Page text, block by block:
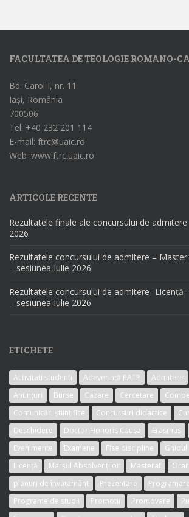
FACULTATEA DE TEOLOGIE ROMANO-
Bd. Carol I, nr. 11
Iași, România
700506
Tel: +40 232 201 114
E-mail: ftrc@uaic.ro
Web :www.ftrc.uaic.ro
ARTICOLE RECENTE
Rezultatele finale ale concursului de
2026
Rezultatele concursului de admitere –
– sesiunea Iulie 2026
Rezultatele concursului de admitere- Licență
– sesiunea Iulie 2026
ETICHETE
Activitati studenti Adeverință RATP Admitere
Anunțuri
Burse Cazare Cercetare
Comunicări științifice
Concursuri didactice
Deschidere
Doctor Honoris Causa Erasmus
Evenimente
Examene Fise discipline
Licență
Marșul Absolvenților Masterat Orar
planuri de învațamânt
Prezentare
Programe de studii
Promotii Promovare